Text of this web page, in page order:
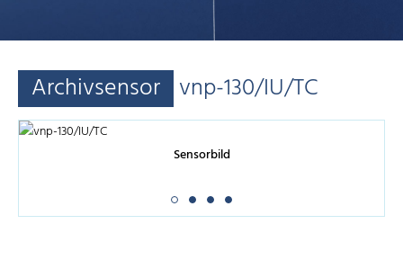
Archivsensor vnp-130/IU/TC
Sensorbild